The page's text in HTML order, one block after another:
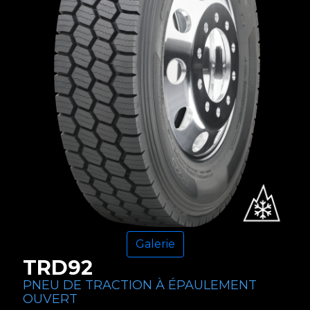
Galerie
TRD92
PNEU DE TRACTION À ÉPAULEMENT
OUVERT